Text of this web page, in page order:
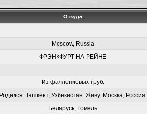
Откуда
Moscow, Russia
ФРЭНКФУРТ-НА-РЕЙНЕ
Из фаллопиевых труб.
Родился: Ташкент, Узбекистан. Живу: Москва, Россия.
Беларусь, Гомель